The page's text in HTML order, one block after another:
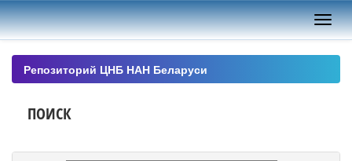
Skip
navigation
Репозиторий ЦНБ НАН Беларуси
ПОИСК